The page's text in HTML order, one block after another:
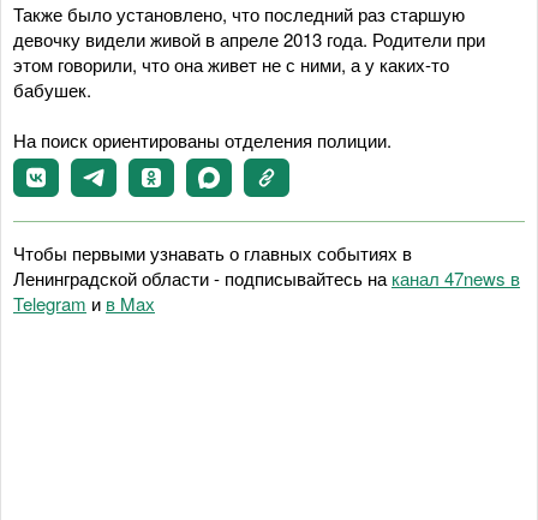
Также было установлено, что последний раз старшую
девочку видели живой в апреле 2013 года. Родители при
этом говорили, что она живет не с ними, а у каких-то
бабушек.
На поиск ориентированы отделения полиции.
Чтобы первыми узнавать о главных событиях в
Ленинградской области - подписывайтесь на канал 47news в
Telegram и в Maх